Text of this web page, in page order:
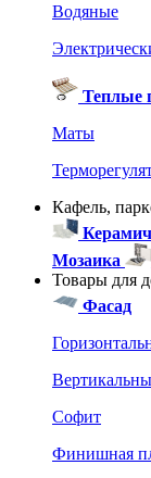
Водяные
Теплые
Маты
Кафель,
Мозаика
Товары для
Фасад
Софит
Финишная